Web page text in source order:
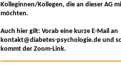
Kolleginnen/Kollegen, die an dieser AG
möchten.
Auch hier gilt: Vorab eine kurze E-Mail an
kontakt@diabetes-psychologie.de und
kommt der Zoom-Link.